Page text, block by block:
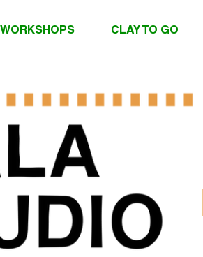
WORKSHOPS CLAY TO GO